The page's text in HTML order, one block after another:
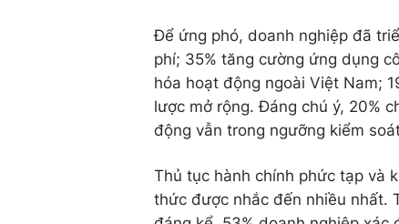
Để ứng phó, doanh nghiệp đã
phí; 35% tăng cường ứng dụng
hóa hoạt động ngoài Việt Nam;
lược mở rộng. Đáng chú ý, 20%
động vẫn trong ngưỡng kiểm
Thủ tục hành chính phức tạp và
thức được nhắc đến nhiều nhất.